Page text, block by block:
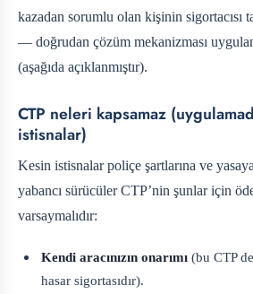
kazadan sorumlu olan kişinin sigortacısı
— doğrudan çözüm mekanizması
(aşağıda açıklanmıştır).
CTP neleri kapsamaz
istisnalar)
Kesin istisnalar poliçe şartlarına ve
yabancı sürücüler CTP’nin şunlar için
varsaymalıdır:
Kendi aracınızın onarımı (bu CTP
hasar sigortasıdır).